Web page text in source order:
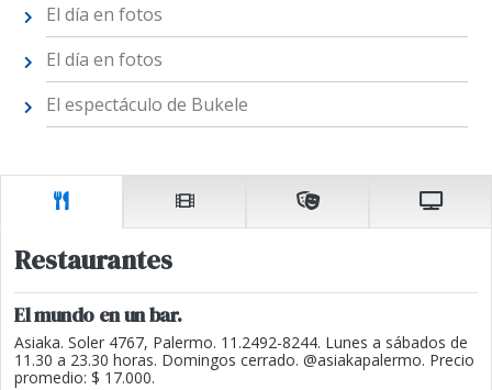
El día en fotos
El día en fotos
El espectáculo de Bukele
Restaurantes
El mundo en un bar.
Asiaka. Soler 4767, Palermo. 11.2492-8244. Lunes a sábados de
11.30 a 23.30 horas. Domingos cerrado. @asiakapalermo. Precio
promedio: $ 17.000.